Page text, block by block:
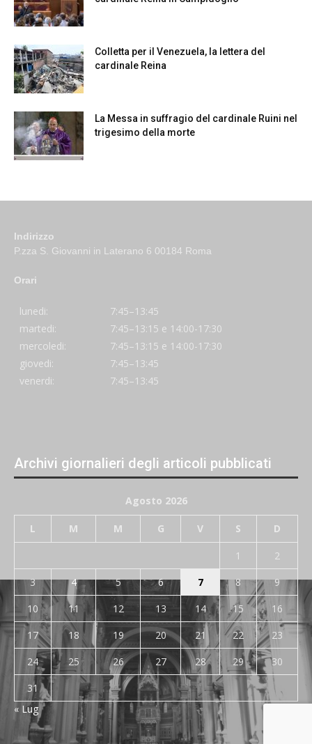
Colletta per il Venezuela, la lettera del
cardinale Reina
La Messa in suffragio del cardinale Ruini nel
trigesimo della morte
Indirizzo
P.zza S. Giovanni in Laterano 6 00184 Roma
Orari
lunedi:
7:45–13:45
martedi:
7:45–13:15 e 14:00-17:30
mercoledi:
7:45–13:15 e 14:00-17:30
giovedi:
7:45–13:45
venerdi:
7:45–13:45
Archivi giornalieri degli articoli pubblicati
Agosto 2026
L M M G V S D
1
2
3
4 5 6 7 8
9
10
11 12 13 14 15
16
17
18 19 20 21 22
23
24
25 26 27 28 29
30
31
« Lug